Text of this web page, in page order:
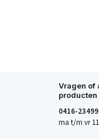
Vragen of
producten
0416-
ma t/m vr